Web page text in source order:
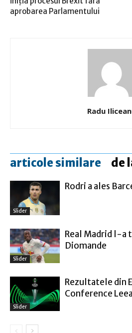
aprobarea Parlamentului
Radu
articole similare de
Slider
Rodri a ales
Slider
Real Madrid l-a
Diomande
Slider
Rezultatele din
Conference